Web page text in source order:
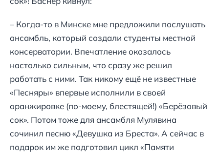
– Когда-то в Минске мне предложили послушать
ансамбль, который создали студенты местной
консерватории. Впечатление оказалось
настолько сильным, что сразу же решил
работать с ними. Так никому ещё не известные
«Песняры» впервые исполнили в своей
аранжировке (по-моему, блестящей!) «Берёзовый
сок». Потом тоже для ансамбля Мулявина
сочинил песню «Девушка из Бреста». А сейчас в
подарок им же подготовил цикл «Памяти